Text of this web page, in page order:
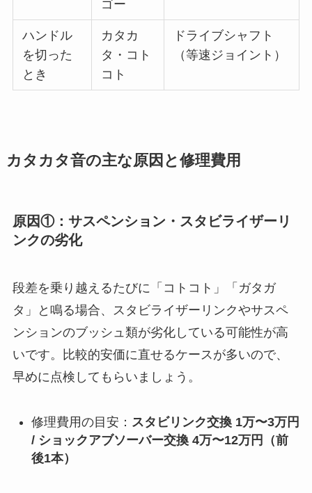
ゴー
ハンドル
を切った
とき
カタカ
タ・コト
コト
ドライブシャフト
（等速ジョイント）
カタカタ音の主な原因と修理費用
原因①：サスペンション・スタビライザーリ
ンクの劣化
段差を乗り越えるたびに「コトコト」「ガタガ
タ」と鳴る場合、スタビライザーリンクやサスペ
ンションのブッシュ類が劣化している可能性が高
いです。比較的安価に直せるケースが多いので、
早めに点検してもらいましょう。
修理費用の目安： スタビリンク交換 1万〜3万円
/ ショックアブソーバー交換 4万〜12万円（前
後1本）